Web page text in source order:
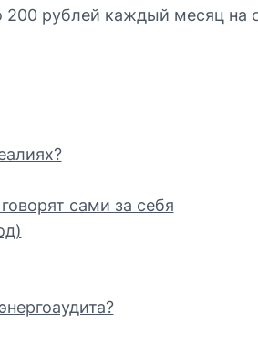
рублей каждый месяц на
сами за себя